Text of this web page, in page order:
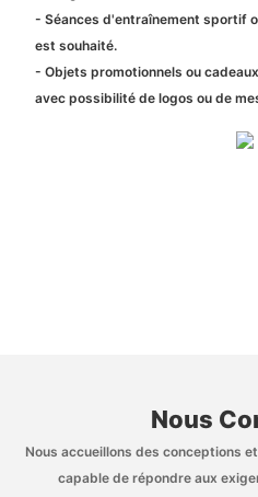
- Séances d'entraînement sportif
est souhaité.
- Objets promotionnels ou
avec possibilité de logos ou de
Nous
Nous accueillons des conceptions
capable de répondre aux